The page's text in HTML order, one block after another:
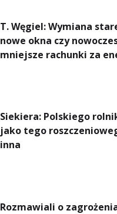
T. Węgiel: Wymiana
nowe okna czy
mniejsze rachunki za
Siekiera: Polskiego
jako tego
inna
Rozmawiali o